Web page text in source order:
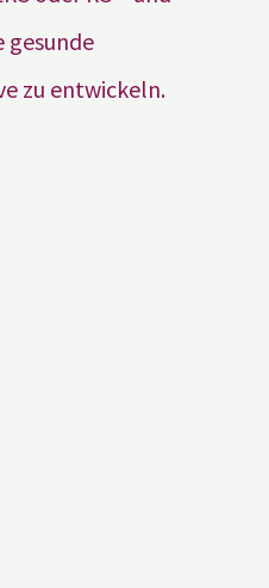
gesunde
zu entwickeln.